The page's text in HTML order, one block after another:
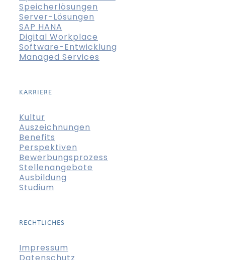
Speicherlösungen
Server-Lösungen
SAP HANA
Digital Workplace
Software-Entwicklung
Managed Services
KARRIERE
Kultur
Auszeichnungen
Benefits
Perspektiven
Bewerbungsprozess
Stellenangebote
Ausbildung
Studium
RECHTLICHES
Impressum
Datenschutz